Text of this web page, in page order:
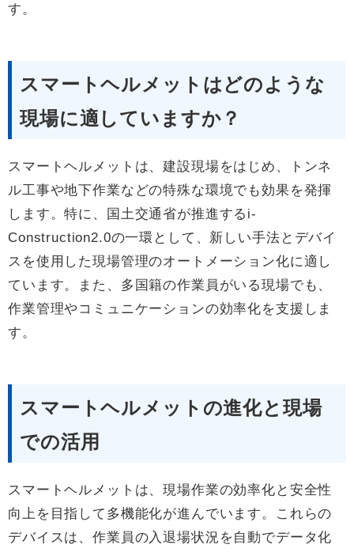
す。
スマートヘルメットはどのような
現場に適していますか？
スマートヘルメットは、建設現場をはじめ、トンネ
ル工事や地下作業などの特殊な環境でも効果を発揮
します。特に、国土交通省が推進するi-
Construction2.0の一環として、新しい手法とデバイ
スを使用した現場管理のオートメーション化に適し
ています。また、多国籍の作業員がいる現場でも、
作業管理やコミュニケーションの効率化を支援しま
す。
スマートヘルメットの進化と現場
での活用
スマートヘルメットは、現場作業の効率化と安全性
向上を目指して多機能化が進んでいます。これらの
デバイスは、作業員の入退場状況を自動でデータ化